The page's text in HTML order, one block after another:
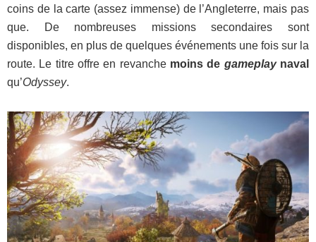
coins de la carte (assez immense) de l’Angleterre, mais pas
que. De nombreuses missions secondaires sont
disponibles, en plus de quelques événements une fois sur la
route. Le titre offre en revanche moins de gameplaynaval
qu’Odyssey.